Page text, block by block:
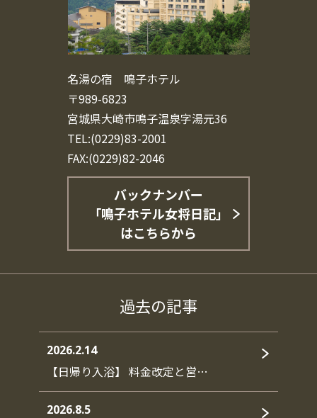
名湯の宿 鳴子ホテル
〒989-6823
宮城県大崎市鳴子温泉字湯元36
TEL:(0229)83-2001
FAX:(0229)82-2046
バックナンバー
「鳴子ホテル女将日記」
はこちらから
過去の記事
2026.2.14
【日帰り入浴】 料金改定と営…
2026.8.5